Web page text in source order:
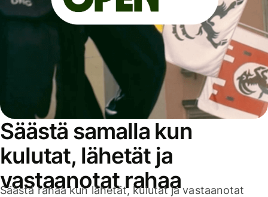
Säästä samalla kun
kulutat, lähetät ja
vastaanotat rahaa
Säästä rahaa kun lähetät, kulutat ja vastaanotat